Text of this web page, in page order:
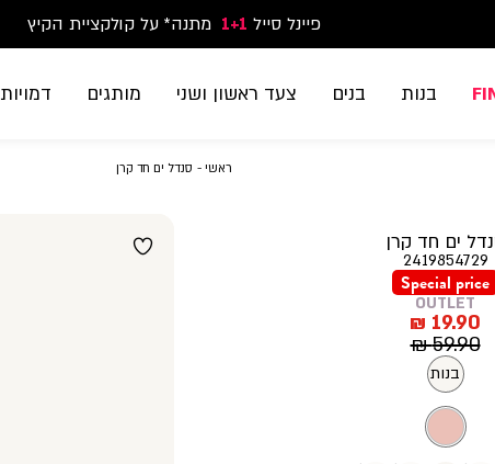
משלוח חינם בקנייה מעל 299₪ | זמני אספקה עד 5 ימי עסקים
פיינל סייל 1+1 מתנה* על קולקציית הקיץ
נעלי ספורט וסניקרס זוג שני החל מ-59.90
בנות בנים צעד ראשון ושני מותגים דמויות
ראשי ראשי
סנדל ים חד קרןסנדל
ים חד קרן
2419854729
Special price
OUTLET
מחיר
מוצר
19.90 ₪
מחיר
רגיל
59.90 ₪
בנות